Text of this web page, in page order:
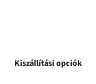
Kiszállítási opciók